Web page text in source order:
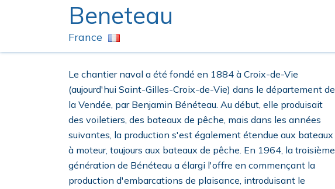
Beneteau
France
Le chantier naval a été fondé en 1884 à Croix-de-Vie
(aujourd'hui Saint-Gilles-Croix-de-Vie) dans le département de
la Vendée, par Benjamin Bénéteau. Au début, elle produisait
des voiletiers, des bateaux de pêche, mais dans les années
suivantes, la production s'est également étendue aux bateaux
à moteur, toujours aux bateaux de pêche. En 1964, la troisième
génération de Bénéteau a élargi l'offre en commençant la
production d'embarcations de plaisance, introduisant le